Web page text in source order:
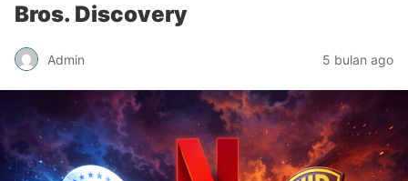
Bros. Discovery
Admin 5 bulan ago